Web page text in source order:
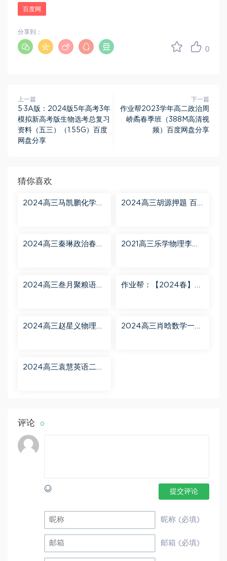
百度网
0
分享到：
上一篇
5·3A版：2024版5年高考3年
模拟新高考版生物选考总复习
资料（五三）（1.55G）百度
网盘分享
下一篇
作业帮2023学年高二政治周
峤矞春季班（388M高清视
频）百度网盘分享
猜你喜欢
2024高三马凯鹏化学一
2024高三胡源押题 百
2024高三秦琳政治春季
2021高三乐学物理李玮
2024高三叁月聚粮语文
作业帮：【2024春】高
2024高三赵星义物理二
2024高三肖晗数学一轮
2024高三袁慧英语二轮
评论 0
提交评论
昵称 (必填)
邮箱 (必填)